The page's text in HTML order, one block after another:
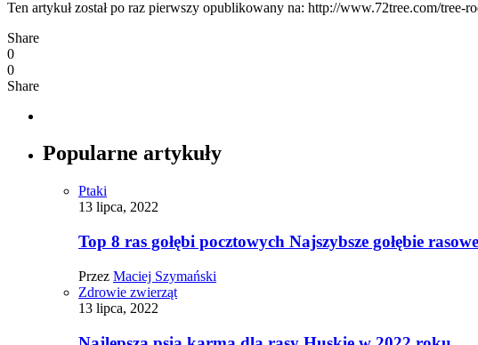
Ten artykuł został po raz pierwszy opublikowany na: http://www.72tree.com/tree-
Share
0
0
Share
Popularne artykuły
Ptaki
13 lipca, 2022
Top 8 ras gołębi pocztowych Najszybsze gołębie rasowe
Przez Maciej Szymański
Zdrowie zwierząt
13 lipca, 2022